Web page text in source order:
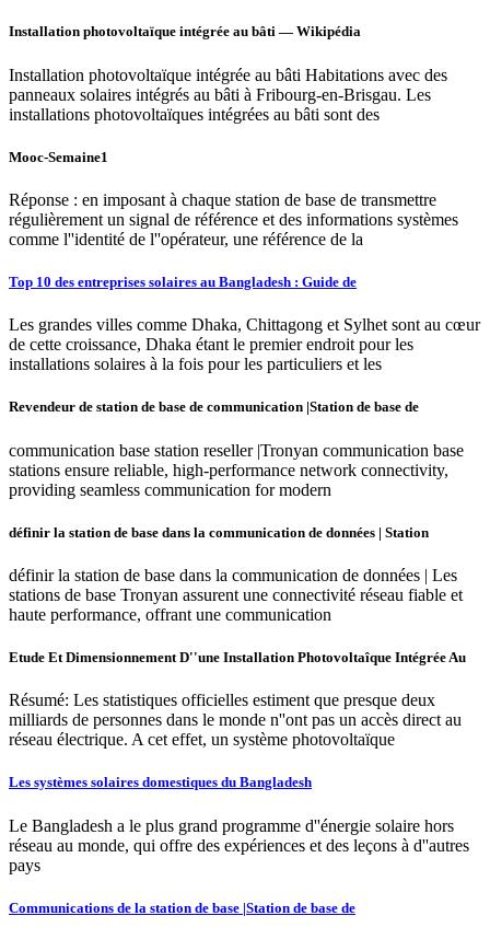
Installation photovoltaïque intégrée au bâti — Wikipédia
Installation photovoltaïque intégrée au bâti Habitations avec des
panneaux solaires intégrés au bâti à Fribourg-en-Brisgau. Les
installations photovoltaïques intégrées au bâti sont des
Mooc-Semaine1
Réponse : en imposant à chaque station de base de transmettre
régulièrement un signal de référence et des informations systèmes
comme l''identité de l''opérateur, une référence de la
Top 10 des entreprises solaires au Bangladesh : Guide de
Les grandes villes comme Dhaka, Chittagong et Sylhet sont au cœur
de cette croissance, Dhaka étant le premier endroit pour les
installations solaires à la fois pour les particuliers et les
Revendeur de station de base de communication |Station de base de
communication base station reseller |Tronyan communication base
stations ensure reliable, high-performance network connectivity,
providing seamless communication for modern
définir la station de base dans la communication de données | Station
définir la station de base dans la communication de données | Les
stations de base Tronyan assurent une connectivité réseau fiable et
haute performance, offrant une communication
Etude Et Dimensionnement D''une Installation Photovoltaîque Intégrée Au
Résumé: Les statistiques officielles estiment que presque deux
milliards de personnes dans le monde n''ont pas un accès direct au
réseau électrique. A cet effet, un système photovoltaïque
Les systèmes solaires domestiques du Bangladesh
Le Bangladesh a le plus grand programme d''énergie solaire hors
réseau au monde, qui offre des expériences et des leçons à d''autres
pays
Communications de la station de base |Station de base de